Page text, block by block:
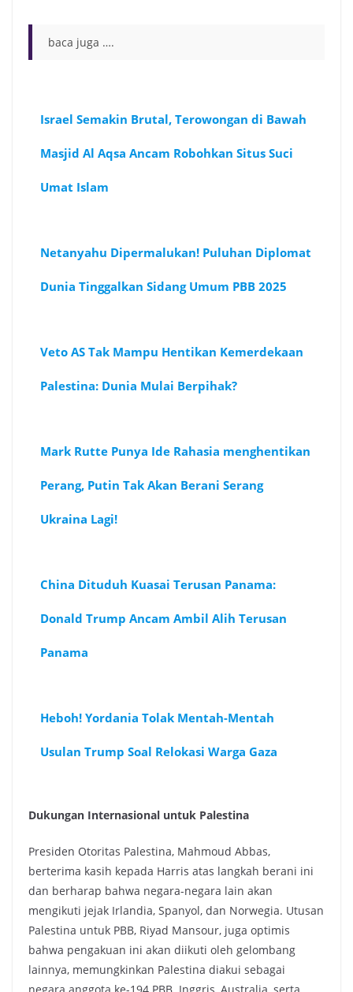
baca juga ….
Israel Semakin Brutal, Terowongan di Bawah
Masjid Al Aqsa Ancam Robohkan Situs Suci
Umat Islam
Netanyahu Dipermalukan! Puluhan Diplomat
Dunia Tinggalkan Sidang Umum PBB 2025
Veto AS Tak Mampu Hentikan Kemerdekaan
Palestina: Dunia Mulai Berpihak?
Mark Rutte Punya Ide Rahasia menghentikan
Perang, Putin Tak Akan Berani Serang
Ukraina Lagi!
China Dituduh Kuasai Terusan Panama:
Donald Trump Ancam Ambil Alih Terusan
Panama
Heboh! Yordania Tolak Mentah-Mentah
Usulan Trump Soal Relokasi Warga Gaza
Dukungan Internasional untuk Palestina
Presiden Otoritas Palestina, Mahmoud Abbas,
berterima kasih kepada Harris atas langkah berani ini
dan berharap bahwa negara-negara lain akan
mengikuti jejak Irlandia, Spanyol, dan Norwegia. Utusan
Palestina untuk PBB, Riyad Mansour, juga optimis
bahwa pengakuan ini akan diikuti oleh gelombang
lainnya, memungkinkan Palestina diakui sebagai